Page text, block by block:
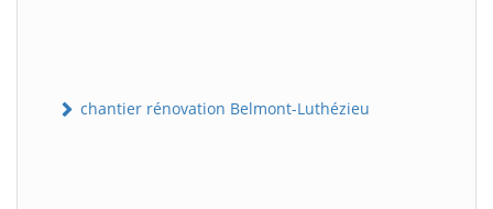
chantier rénovation Belmont-Luthézieu